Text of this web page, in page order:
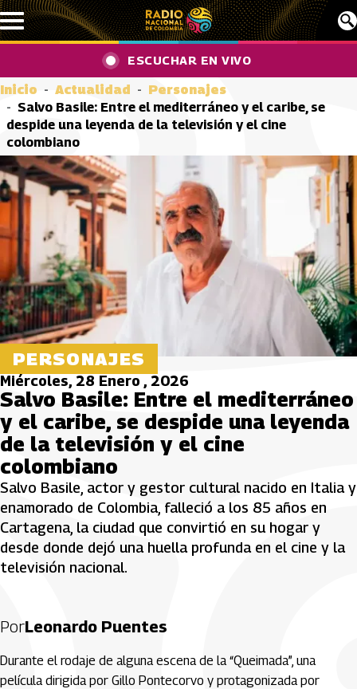
Pasar al contenido principal
ESCUCHAR EN VIVO
Inicio Actualidad
Personajes
Salvo Basile: Entre el mediterráneo y el caribe, se
despide una leyenda de la televisión y el cine
colombiano
PERSONAJES
Miércoles, 28 Enero , 2026
Salvo Basile: Entre el mediterráneo
y el caribe, se despide una leyenda
de la televisión y el cine
colombiano
Salvo Basile, actor y gestor cultural nacido en Italia y
enamorado de Colombia, falleció a los 85 años en
Cartagena, la ciudad que convirtió en su hogar y
desde donde dejó una huella profunda en el cine y la
televisión nacional.
PorLeonardo Puentes
Durante el rodaje de alguna escena de la “Queimada”, una
película dirigida por Gillo Pontecorvo y protagonizada por